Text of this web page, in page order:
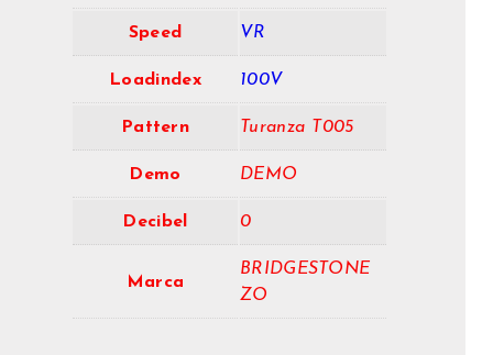
Speed VR
Loadindex 100V
Pattern Turanza T005
Demo DEMO
Decibel 0
Marca
BRIDGESTONE
ZO